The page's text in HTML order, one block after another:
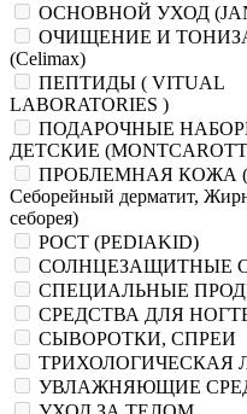
ОСНОВНОЙ УХОД
ОЧИЩЕНИЕ И
(Celimax)
ПЕПТИДЫ ( VITUAL
LABORATORIES )
ПОДАРОЧНЫЕ
ДЕТСКИЕ
ПРОБЛЕМНАЯ КОЖА
Себорейный дерматит,
себорея)
РОСТ (PEDIAKID)
СОЛНЦЕЗАЩИТНЫЕ
СПЕЦИАЛЬНЫЕ
СРЕДСТВА ДЛЯ
СЫВОРОТКИ, СПРЕИ
ТРИХОЛОГИЧЕСКАЯ
УВЛАЖНЯЮЩИЕ